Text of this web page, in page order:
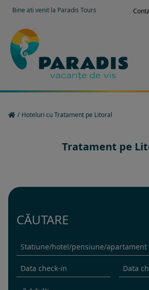
Bine ati venit la Paradis Tours
/ Hoteluri cu Tratament pe Litoral
Tratament pe
CĂUTARE